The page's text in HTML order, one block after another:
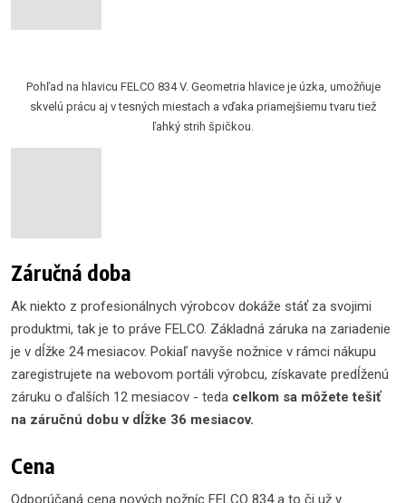
Pohľad na hlavicu FELCO 834 V. Geometria hlavice je úzka, umožňuje
skvelú prácu aj v tesných miestach a vďaka priamejšiemu tvaru tiež
ľahký strih špičkou.
Záručná doba
Ak niekto z profesionálnych výrobcov dokáže stáť za svojimi
produktmi, tak je to práve FELCO. Základná záruka na zariadenie
je v dĺžke 24 mesiacov. Pokiaľ navyše nožnice v rámci nákupu
zaregistrujete na webovom portáli výrobcu, získavate predĺženú
záruku o ďalších 12 mesiacov - teda celkom sa môžete tešiť
na záručnú dobu v dĺžke 36 mesiacov.
Cena
Odporúčaná cena nových nožníc FELCO 834 a to či už v